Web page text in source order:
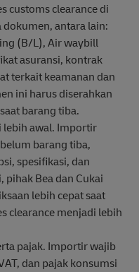
customs clearance di
antara lain:
(B/L), Air waybill
asuransi, kontrak
terkait keamanan dan
ini harus diserahkan
barang tiba.
lebih awal. Importir
barang tiba,
spesifikasi, dan
pihak Bea dan Cukai
lebih cepat saat
clearance menjadi lebih
pajak. Importir wajib
dan pajak konsumsi